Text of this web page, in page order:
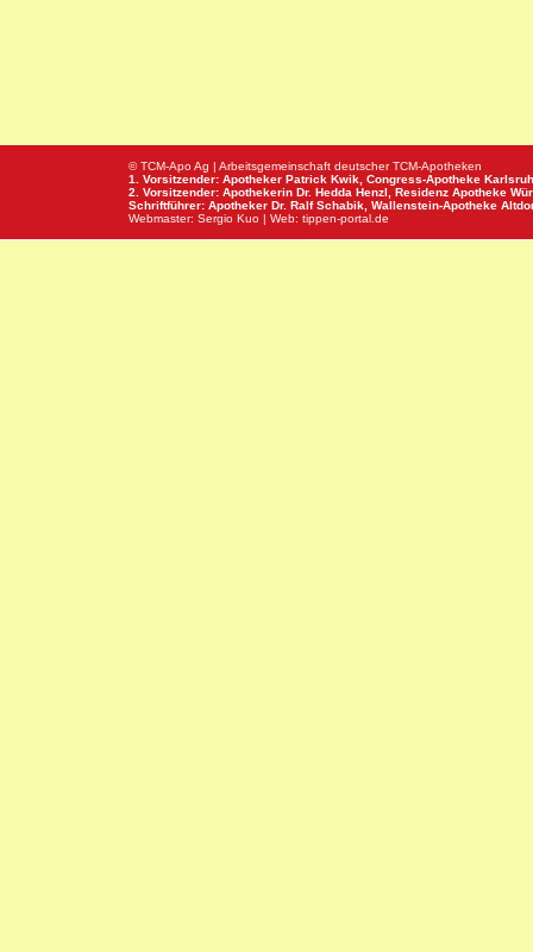
© TCM-Apo Ag | Arbeitsgemeinschaft deutscher TCM-Apotheken
1. Vorsitzender: Apotheker Patrick Kwik, Congress-Apotheke
2. Vorsitzender: Apothekerin Dr. Hedda Henzl, Residenz Apotheke
Schriftführer: Apotheker Dr. Ralf Schabik, Wallenstein-Apotheke
Webmaster: Sergio Kuo | Web: tippen-portal.de